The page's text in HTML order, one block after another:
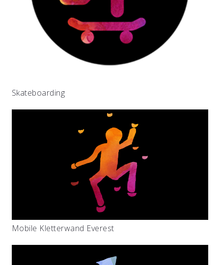
Skateboarding
Mobile Kletterwand Everest